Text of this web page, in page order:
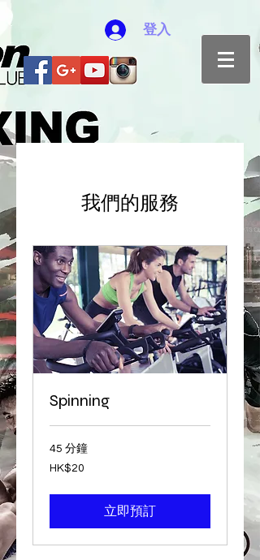
登入
我們的服務
Spinning
45 分鐘
20
港
HK$20
立即預訂